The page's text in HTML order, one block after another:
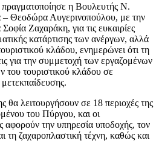
η Βουλευτής Ν.
Θεοδώρα Αυγερινοπούλου, με την
Ζαχαράκη, για τις ευκαιρίες
κατάρτισης των ανέργων, αλλά
κλάδου, ενημερώνει ότι τη
για την συμμετοχή των εργαζομένων
του τουριστικού κλάδου σε
θα λειτουργήσουν σε 18 περιοχές της
του Πύργου, και οι
αφορούν την υπηρεσία υποδοχής, τον
τη ζαχαροπλαστική τέχνη, καθώς και